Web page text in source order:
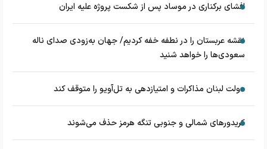
افشای برکناری در موساد پس از شکست پروژه علیه ایران
نقشه عربستان را در نطفه خفه کردیم/ جهان به‌زودی صدای ناله
سعودی‌ها را خواهد شنید
دولت لبنان مذاکرات و امتیازدهی به تل‌آویو را متوقف کند
کریدورهای شمالی و جنوبی تنگه هرمز حذف می‌شوند